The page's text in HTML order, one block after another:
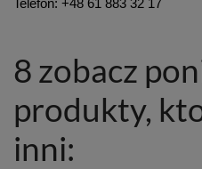
Telefon: +48 61 883 32 17
8 zobacz
produkty,
inni: